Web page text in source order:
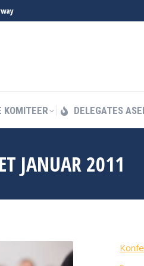
KOMITEER DELEGATES
JANUAR 2011
KOMITEER DELEGATES